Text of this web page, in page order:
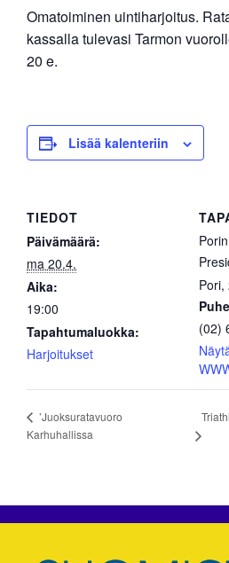
Omatoiminen uintiharjoitus.
kassalla tulevasi Tarmon
20 e.
Lisää kalenteriin
TIEDOT
Päivämäärä:
ma 20.4.
Aika:
19:00
Tapahtumaluokka:
Harjoitukset
Pori,
(02)
’Juoksuratavuoro
Karhuhallissa